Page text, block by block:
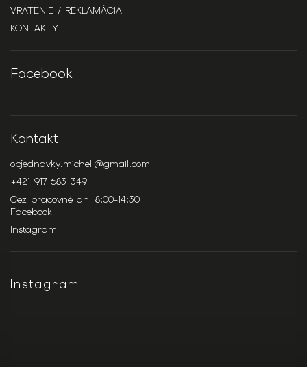
VRÁTENIE / REKLAMÁCIA
KONTAKTY
Facebook
Kontakt
objednavky.michell@gmail.com
+421 917 683 349
Cez pracovné dni 8:00-14:30
Facebook
Instagram
Instagram